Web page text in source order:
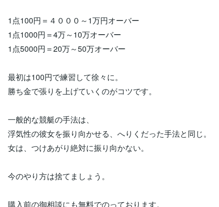
1点100円＝４０００～1万円オーバー
1点1000円＝4万～10万オーバー
1点5000円＝20万～50万オーバー
最初は100円で練習して徐々に。
勝ち金で張りを上げていくのがコツです。
一般的な競艇の手法は、
浮気性の彼女を振り向かせる、へりくだった手法と同じ。
女は、つけあがり絶対に振り向かない。
今のやり方は捨てましょう。
購入前の御相談にも無料でのっております。